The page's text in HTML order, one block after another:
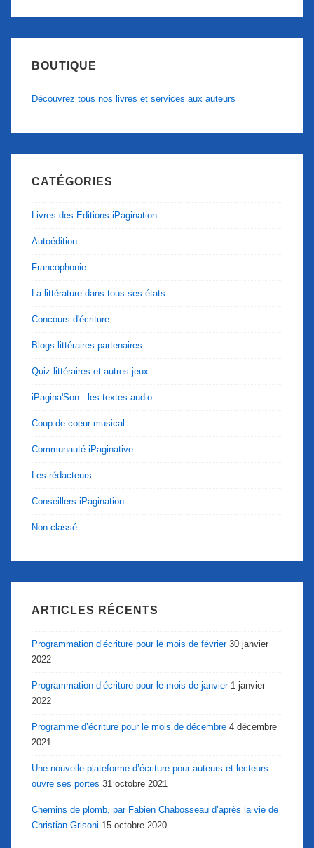
BOUTIQUE
Découvrez tous nos livres et services aux auteurs
CATÉGORIES
Livres des Editions iPagination
Autoédition
Francophonie
La littérature dans tous ses états
Concours d'écriture
Blogs littéraires partenaires
Quiz littéraires et autres jeux
iPagina'Son : les textes audio
Coup de coeur musical
Communauté iPaginative
Les rédacteurs
Conseillers iPagination
Non classé
ARTICLES RÉCENTS
Programmation d’écriture pour le mois de février 30 janvier
2022
Programmation d’écriture pour le mois de janvier 1 janvier
2022
Programme d’écriture pour le mois de décembre 4 décembre
2021
Une nouvelle plateforme d’écriture pour auteurs et lecteurs
ouvre ses portes 31 octobre 2021
Chemins de plomb, par Fabien Chabosseau d’après la vie de
Christian Grisoni 15 octobre 2020